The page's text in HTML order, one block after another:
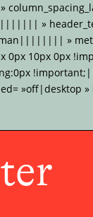
»
»
0px 10px 0px
»off|desktop